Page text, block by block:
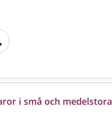
i små och medelstora